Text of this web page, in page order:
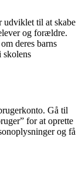
udviklet til at skabe
og forældre.
deres barns
skolens
Gå til
for at oprette
og få